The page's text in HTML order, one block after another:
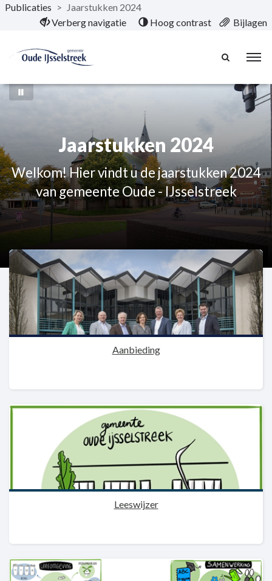
Naar hoofdinhoud
Publicaties > Jaarstukken 2024
Verberg navigatie
Hoog contrast Bijlagen
Jaarstukken 2024
Welkom! Hier vindt u de jaarstukken 2024
van gemeente Oude - IJsselstreek
Aanbieding
Leeswijzer